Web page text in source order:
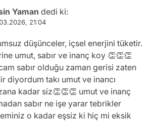
Yaman dedi ki:
21:04
düşünceler, içsel enerjini tüketir.
umut, sabır ve inanç koy 👏👏👏
sabır olduğu zaman gerisi zaten
diyordum takı umut ve inancı
kadar siz👏👏👏 umut ve inanç
sabır ne işe yarar tebrikler
o kadar eşsiz ki hiç mi eksik